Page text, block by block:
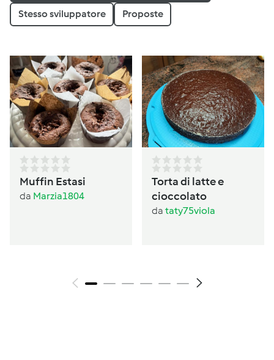
Stesso sviluppatore Proposte
Muffin Estasi
da Marzia1804
Torta di latte e
cioccolato
da taty75viola